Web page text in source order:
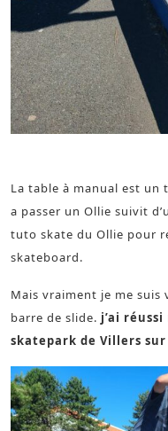
La table à manual est un
a passer un Ollie suivit
tuto skate du Ollie pour
skateboard.
Mais vraiment je me suis
barre de slide. j’ai
skatepark de Villers sur